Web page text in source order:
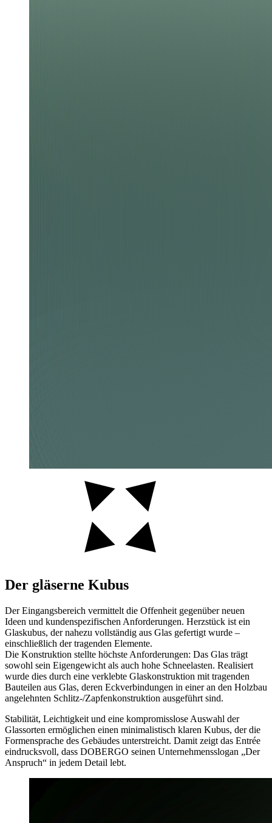
Der gläserne Kubus
Der Eingangsbereich vermittelt die Offenheit gegenüber neuen
Ideen und kundenspezifischen Anforderungen. Herzstück ist ein
Glaskubus, der nahezu vollständig aus Glas gefertigt wurde –
einschließlich der tragenden Elemente.
Die Konstruktion stellte höchste Anforderungen: Das Glas trägt
sowohl sein Eigengewicht als auch hohe Schneelasten. Realisiert
wurde dies durch eine verklebte Glaskonstruktion mit tragenden
Bauteilen aus Glas, deren Eckverbindungen in einer an den Holzbau
angelehnten Schlitz-/Zapfenkonstruktion ausgeführt sind.
Stabilität, Leichtigkeit und eine kompromisslose Auswahl der
Glassorten ermöglichen einen minimalistisch klaren Kubus, der die
Formensprache des Gebäudes unterstreicht. Damit zeigt das Entrée
eindrucksvoll, dass DOBERGO seinen Unternehmensslogan „Der
Anspruch“ in jedem Detail lebt.